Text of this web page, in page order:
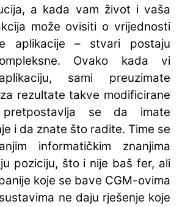
a kada vam život i vaša
može ovisiti o vrijednosti
aplikacije – stvari postaju
Ovako kada vi
sami preuzimate
rezultate takve modificirane
se da imate
i da znate što radite. Time se
informatičkim znanjima
poziciju, što i nije baš fer, ali
koje se bave CGM-ovima
sustavima ne daju rješenje koje